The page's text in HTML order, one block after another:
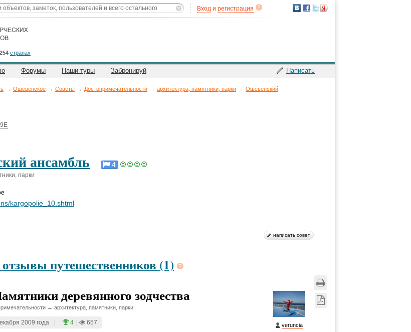
Вход и регистрация
254 странах
Написать
Форумы Наши туры Забронируй
→ Ошевенское → Советы → Достопримечательности → архитектура, памятники, парки → Ошевенский
ансамбль 4
парки
kargopolie_10.shtml
написать совет
путешественников (1)
veruncia
деревянного зодчества
→ архитектура, памятники, парки
2009 года 4 657